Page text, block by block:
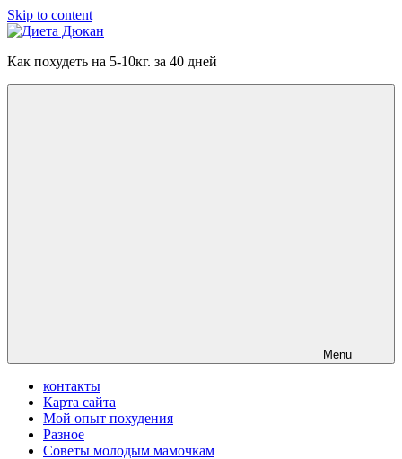
Skip to content
Диета
Как похудеть на 5-10кг. за 40 дней
Menu
контакты
Карта сайта
Мой опыт похудения
Разное
Советы молодым мамочкам